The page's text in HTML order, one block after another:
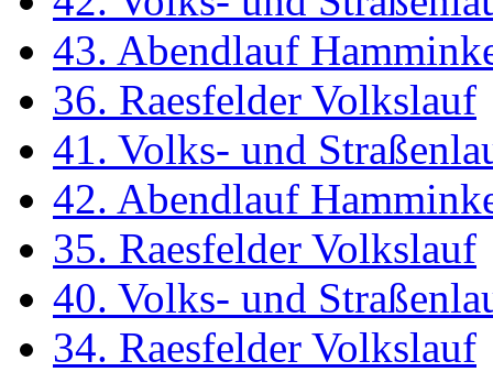
43. Abendlauf
36. Raesfelder Volkslauf
41. Volks- und
42. Abendlauf
35. Raesfelder Volkslauf
40. Volks- und
34. Raesfelder Volkslauf